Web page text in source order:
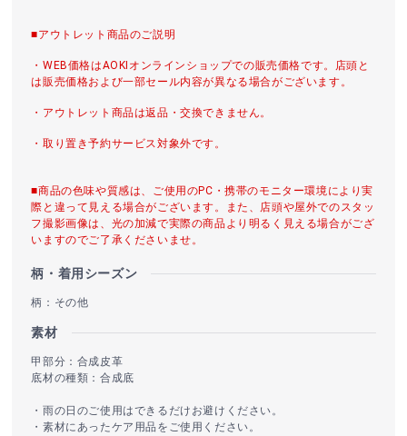
■アウトレット商品のご説明
・WEB価格はAOKIオンラインショップでの販売価格です。店頭と
は販売価格および一部セール内容が異なる場合がございます。
・アウトレット商品は返品・交換できません。
・取り置き予約サービス対象外です。
■商品の色味や質感は、ご使用のPC・携帯のモニター環境により実
際と違って見える場合がございます。また、店頭や屋外でのスタッ
フ撮影画像は、光の加減で実際の商品より明るく見える場合がござ
いますのでご了承くださいませ。
柄・着用シーズン
柄：その他
素材
甲部分：合成皮革
底材の種類：合成底
・雨の日のご使用はできるだけお避けください。
・素材にあったケア用品をご使用ください。